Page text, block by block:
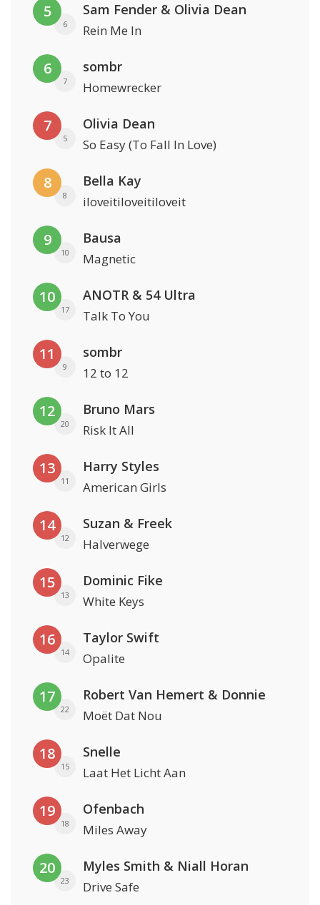
5
6
Sam Fender & Olivia Dean
Rein Me In
6
7
sombr
Homewrecker
7
5
Olivia Dean
So Easy (To Fall In Love)
8
8
Bella Kay
iloveitiloveitiloveit
9
10
Bausa
Magnetic
10
17
ANOTR & 54 Ultra
Talk To You
11
9
sombr
12 to 12
12
20
Bruno Mars
Risk It All
13
11
Harry Styles
American Girls
14
12
Suzan & Freek
Halverwege
15
13
Dominic Fike
White Keys
16
14
Taylor Swift
Opalite
17
22
Robert Van Hemert & Donnie
Moët Dat Nou
18
15
Snelle
Laat Het Licht Aan
19
18
Ofenbach
Miles Away
20
23
Myles Smith & Niall Horan
Drive Safe